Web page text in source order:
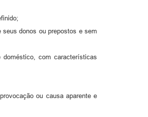
donos ou prepostos e sem
com características
ou causa aparente e